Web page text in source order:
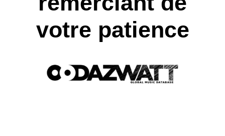
votre patience